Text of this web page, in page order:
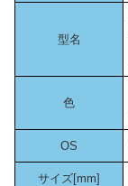
型名
色
OS
サイズ[mm]